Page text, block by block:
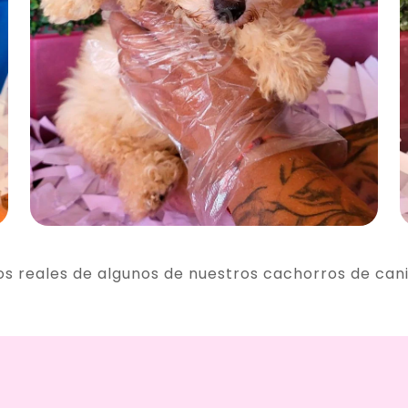
reales de algunos de nuestros cachorros de